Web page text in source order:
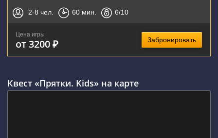
2-8 чел. 60 мин. 6/10
Цена игры
от 3200 ₽ Забронировать
Квест «Прятки. Kids» на карте